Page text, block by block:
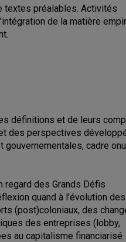
textes préalables. Activités
de la matière
définitions et de leurs
des perspectives
cadre
des Grands Défis
quand à l'évolution
(post)coloniaux, des
des entreprises (lobby,
au capitalisme financiarisé